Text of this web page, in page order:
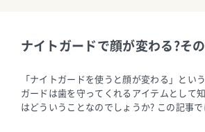
ナイトガードで顔が変わる?そ
「ナイトガードを使うと顔が変わる」とい
ガードは歯を守ってくれるアイテムとして
はどういうことなのでしょうか? この記事